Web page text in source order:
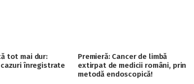
tot mai dur:
cazuri înregistrate
Premieră: Cancer de limbă
extirpat de medicii români, prin
metodă endoscopică!